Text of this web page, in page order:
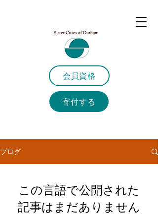
会員資格
寄付する
ブログ
この言語で公開された
記事はまだありません